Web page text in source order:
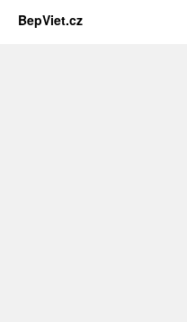
BepViet.cz